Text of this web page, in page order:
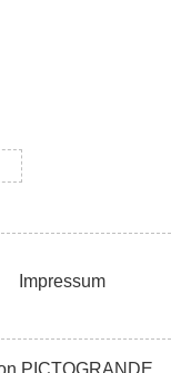
Impressum